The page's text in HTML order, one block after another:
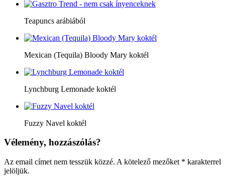
Teapuncs arábiából
Mexican (Tequila) Bloody Mary koktél
Lynchburg Lemonade koktél
Fuzzy Navel koktél
Vélemény, hozzászólás?
Az email címet nem tesszük közzé. A kötelező mezőket * karakterrel
jelöljük.